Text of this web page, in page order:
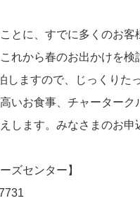
とに、すでに多くのお
れから春のお出かけを
しますので、じっくりた
いお食事、チャーター
します。みなさまのお申
ズセンター】